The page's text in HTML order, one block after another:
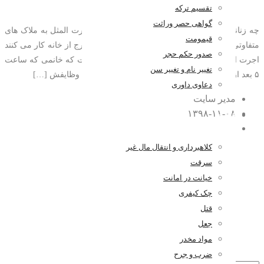
تقسیم ترکه
گواهی حصر وراثت
قیمومت
صدور حکم حجر
تغییر نام و تغییر سن
دعاوی داوری
کیفری
کلاهبرداری و انتقال مال غیر
سرقت
خیانت در امانت
چک کیفری
قتل
جعل
مواد مخدر
ضرب و جرح
چه زنانی اجرت المثل بیشتری می گیرند؟ میزان اجرت المثل به ملاک های
متفاوتی بستگی دارد. به طور مثال زنان شاغل در خارج از خانه کار می کنند
اجرت المثل کمتری می گیرند. دلیل این امر این است که خانمی که ساعت
۵ بعد از ظهر از سرکار به خانه برمی گردد نمی تواند وظایفش […]
مدیر سایت
۱۳۹۸-۱۱-۰۸